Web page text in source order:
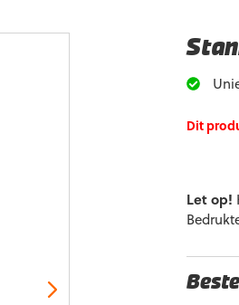
Dit
Let op!